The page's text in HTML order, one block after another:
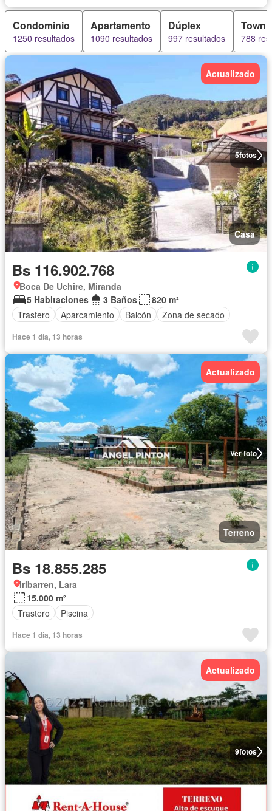
Condominio
1250 resultados
Apartamento
1090 resultados
Dúplex
997 resultados 788
5fotos
Actualizado
Casa
Bs 116.902.768
Boca De Uchire, Miranda
5 Habitaciones
3 Baños
820 m²
Trastero
Aparcamiento Balcón Zona de secado
Hace 1 día, 13 horas
Ver foto
Actualizado
Terreno
Bs 18.855.285
Iribarren, Lara
15.000 m²
Trastero
Piscina
Hace 1 día, 13 horas
9fotos
Actualizado